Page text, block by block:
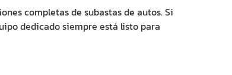
completas de subastas de autos. Si
dedicado siempre está listo para